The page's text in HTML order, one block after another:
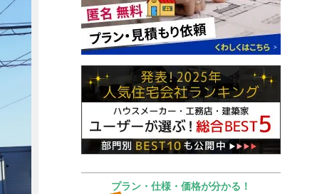
プラン・仕様・価格が分かる！